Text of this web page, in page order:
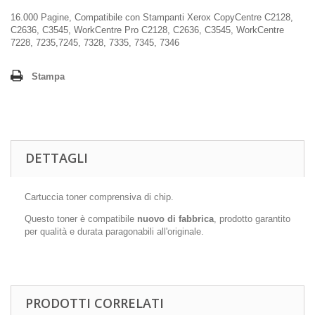
16.000 Pagine, Compatibile con Stampanti Xerox CopyCentre C2128,
C2636, C3545, WorkCentre Pro C2128, C2636, C3545, WorkCentre
7228, 7235,7245, 7328, 7335, 7345, 7346
Stampa
DETTAGLI
Cartuccia toner comprensiva di chip.
Questo toner è compatibile nuovo di fabbrica, prodotto garantito
per qualità e durata paragonabili all'originale.
PRODOTTI CORRELATI